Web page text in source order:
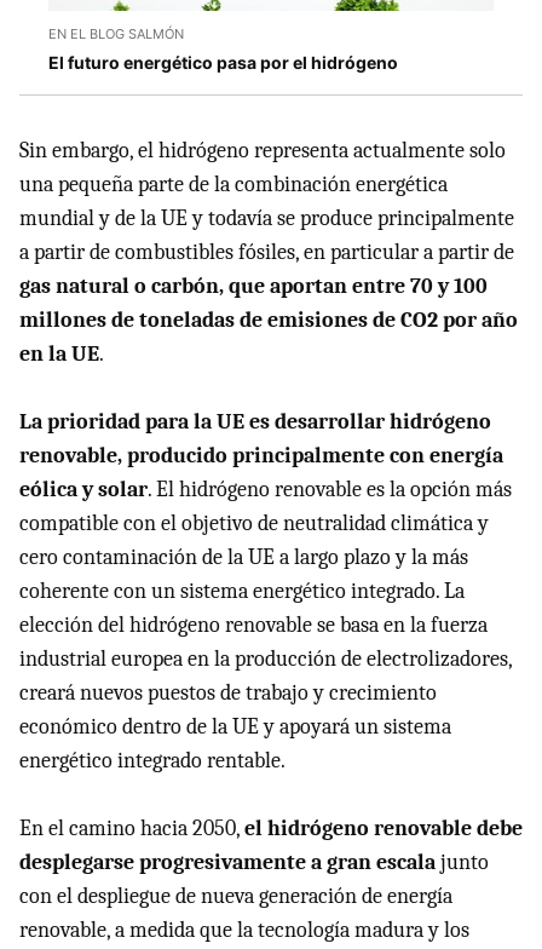
EN EL BLOG SALMÓN
El futuro energético pasa por el hidrógeno
Sin embargo, el hidrógeno representa actualmente solo
una pequeña parte de la combinación energética
mundial y de la UE y todavía se produce principalmente
a partir de combustibles fósiles, en particular a partir de
gas natural o carbón, que aportan entre 70 y 100
millones de toneladas de emisiones de CO2 por año
en la UE.
La prioridad para la UE es desarrollar hidrógeno
renovable, producido principalmente con energía
eólica y solar. El hidrógeno renovable es la opción más
compatible con el objetivo de neutralidad climática y
cero contaminación de la UE a largo plazo y la más
coherente con un sistema energético integrado. La
elección del hidrógeno renovable se basa en la fuerza
industrial europea en la producción de electrolizadores,
creará nuevos puestos de trabajo y crecimiento
económico dentro de la UE y apoyará un sistema
energético integrado rentable.
En el camino hacia 2050,el hidrógeno renovable debe
desplegarse progresivamente a gran escalajunto
con el despliegue de nueva generación de energía
renovable, a medida que la tecnología madura y los